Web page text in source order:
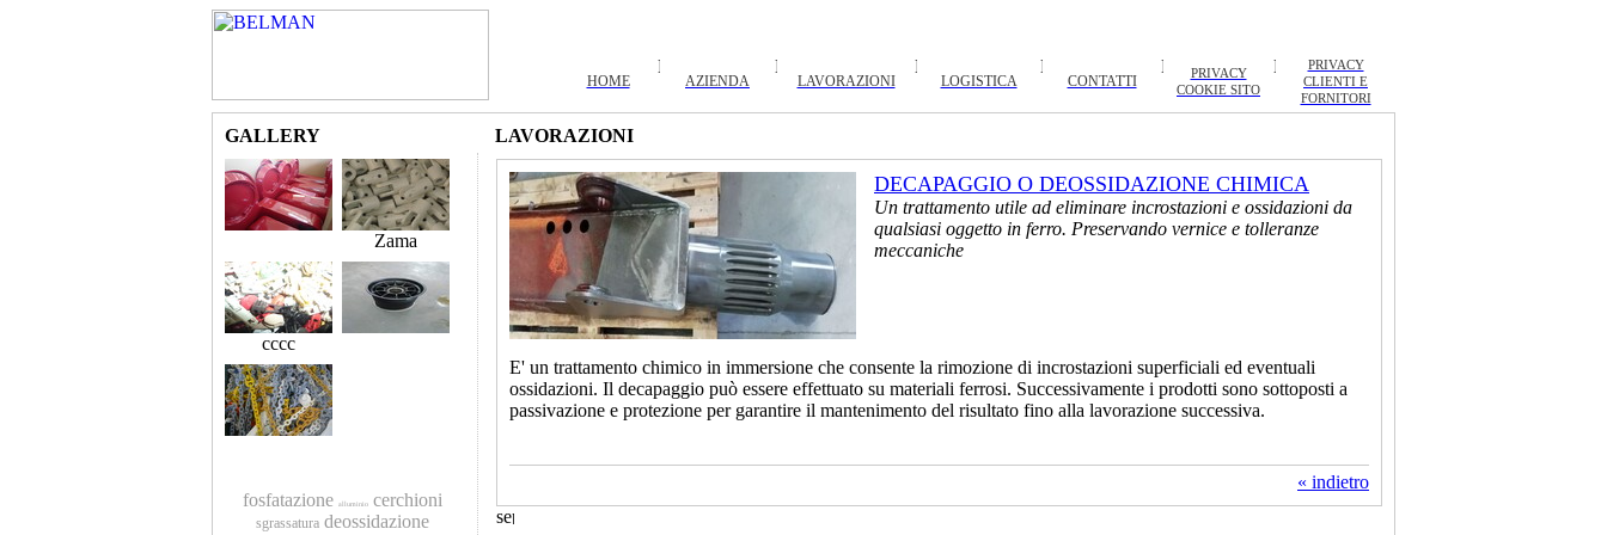
HOME AZIENDA LAVORAZIONI LOGISTICA CONTATTI
PRIVACY
COOKIE SITO
PRIVACY
CLIENTI E
FORNITORI
GALLERY LAVORAZIONI
Zama
cccc
fosfatazione alluminio cerchioni
sgrassatura deossidazione
DECAPAGGIO O DEOSSIDAZIONE CHIMICA
Un trattamento utile ad eliminare incrostazioni e ossidazioni da
qualsiasi oggetto in ferro. Preservando vernice e tolleranze
meccaniche
E' un trattamento chimico in immersione che consente la rimozione di incrostazioni superficiali ed eventuali
ossidazioni. Il decapaggio può essere effettuato su materiali ferrosi. Successivamente i prodotti sono sottoposti a
passivazione e protezione per garantire il mantenimento del risultato fino alla lavorazione successiva.
« indietro